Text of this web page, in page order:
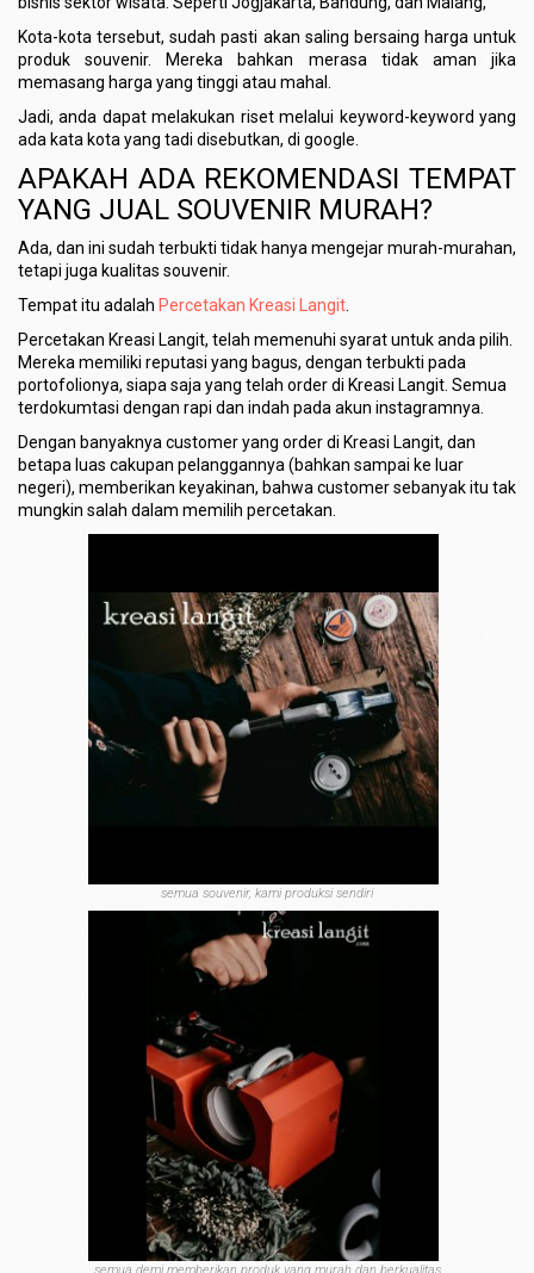
Kota-kota tersebut, sudah pasti akan saling bersaing harga untuk
produk souvenir. Mereka bahkan merasa tidak aman jika
memasang harga yang tinggi atau mahal.
Jadi, anda dapat melakukan riset melalui keyword-keyword yang
ada kata kota yang tadi disebutkan, di google.
APAKAH ADA REKOMENDASI TEMPAT
YANG JUAL SOUVENIR MURAH?
Ada, dan ini sudah terbukti tidak hanya mengejar murah-murahan,
tetapi juga kualitas souvenir.
Tempat itu adalah Percetakan Kreasi Langit
Percetakan Kreasi Langit, telah memenuhi syarat untuk anda pilih.
Mereka memiliki reputasi yang bagus, dengan terbukti pada
portofolionya, siapa saja yang telah order di Kreasi Langit. Semua
terdokumtasi dengan rapi dan indah pada akun instagramnya.
Dengan banyaknya customer yang order di Kreasi Langit, dan
betapa luas cakupan pelanggannya (bahkan sampai ke luar
negeri), memberikan keyakinan, bahwa customer sebanyak itu tak
mungkin salah dalam memilih percetakan.
semua souvenir, kami produksi sendiri
semua demi memberikan produk yang murah dan berkualitas